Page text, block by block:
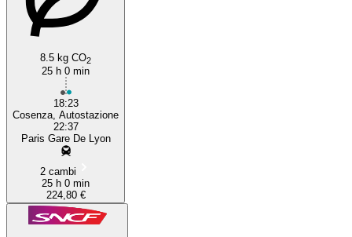
8.5 kg CO2
25 h 0 min
18:23
Cosenza, Autostazione
22:37
Paris Gare De Lyon
2 cambi
25 h 0 min
224,80 €